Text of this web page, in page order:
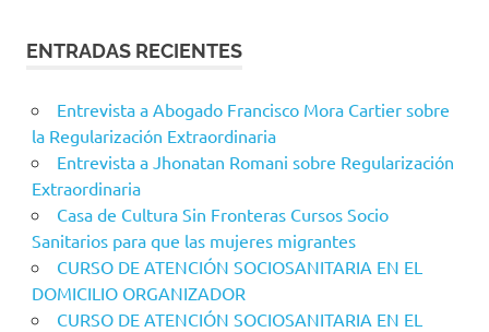
ENTRADAS RECIENTES
Entrevista a Abogado Francisco Mora Cartier sobre
la Regularización Extraordinaria
Entrevista a Jhonatan Romani sobre Regularización
Extraordinaria
Casa de Cultura Sin Fronteras Cursos Socio
Sanitarios para que las mujeres migrantes
CURSO DE ATENCIÓN SOCIOSANITARIA EN EL
DOMICILIO ORGANIZADOR
CURSO DE ATENCIÓN SOCIOSANITARIA EN EL